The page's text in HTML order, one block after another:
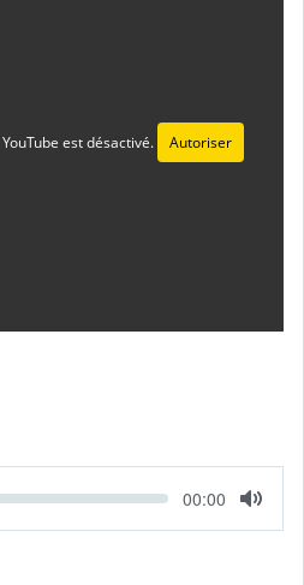
YouTube est désactivé. Autoriser
L
e
c
T
m
00:00